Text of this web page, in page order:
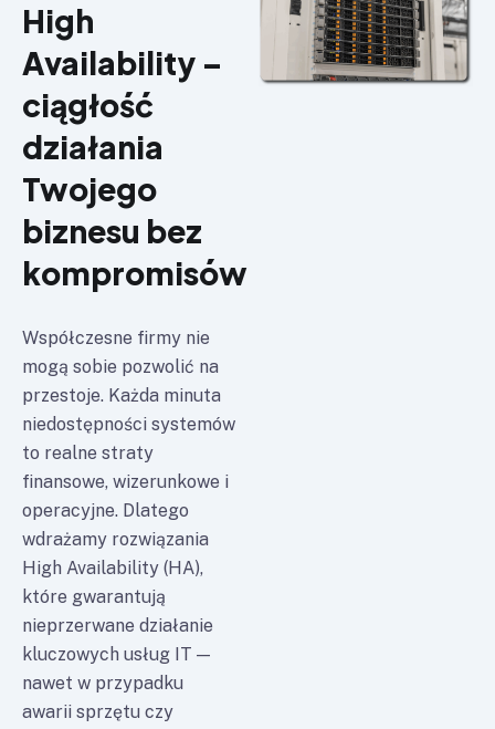
High
Availability –
ciągłość
działania
Twojego
biznesu bez
kompromisów
Współczesne firmy nie
mogą sobie pozwolić na
przestoje. Każda minuta
niedostępności systemów
to realne straty
finansowe, wizerunkowe i
operacyjne. Dlatego
wdrażamy rozwiązania
High Availability (HA),
które gwarantują
nieprzerwane działanie
kluczowych usług IT —
nawet w przypadku
awarii sprzętu czy